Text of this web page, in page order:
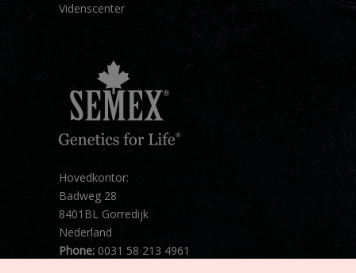
Videnscenter
Hovedkontor:
Badweg 28
8401BL Gorredijk
Nederland
Phone: 0031 58 213 4961